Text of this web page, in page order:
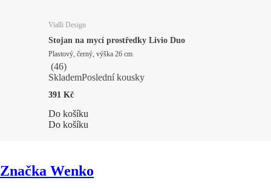
Vialli Design
Stojan na mycí prostředky Livio Duo
Plastový, černý, výška 26 cm
(46)
SklademPoslední kousky
391 Kč
Do košíku
Do košíku
Značka Wenko